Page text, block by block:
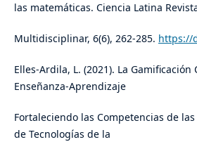
las matemáticas. Ciencia Latina
Multidisciplinar, 6(6), 262-285. https://
Elles-Ardila, L. (2021). La
Enseñanza-Aprendizaje
Fortaleciendo las Competencias de
de Tecnologías de la